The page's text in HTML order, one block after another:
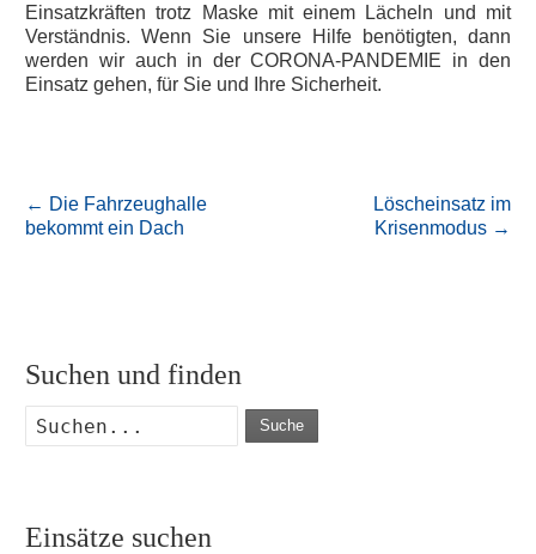
Einsatzkräften trotz Maske mit einem Lächeln und mit
Verständnis. Wenn Sie unsere Hilfe benötigten, dann
werden wir auch in der CORONA-PANDEMIE in den
Einsatz gehen, für Sie und Ihre Sicherheit.
← Die Fahrzeughalle
bekommt ein Dach
Löscheinsatz im
Krisenmodus →
Suchen und finden
Suche
Einsätze suchen